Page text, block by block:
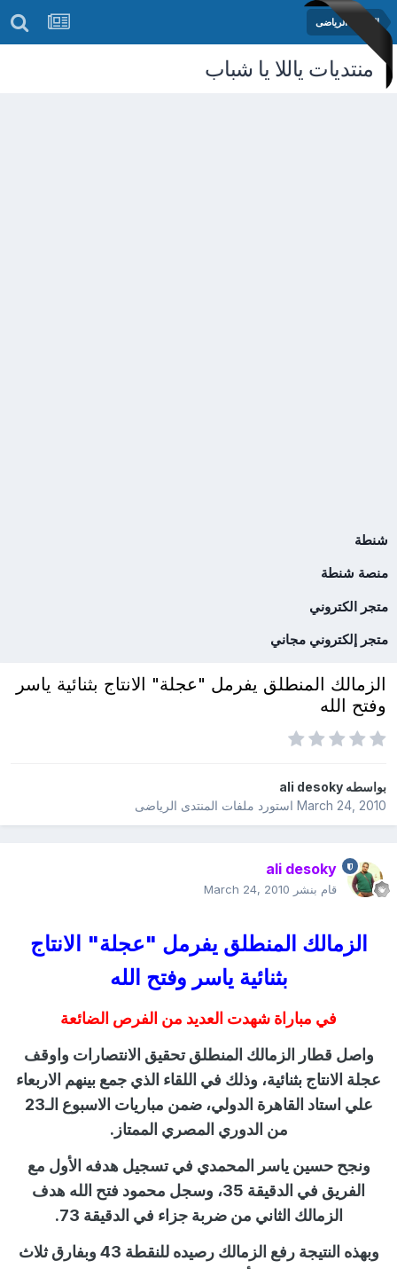
المنتدى الرياضى
منتديات ياللا يا شباب
شنطة
منصة شنطة
متجر الكتروني
متجر إلكتروني مجاني
الزمالك المنطلق يفرمل "عجلة" الانتاج بثنائية ياسر
وفتح الله
بواسطهali desoky
March 24, 2010استورد ملفات المنتدى الرياضى
ali desoky
قام بنشر March 24, 2010
الزمالك المنطلق يفرمل "عجلة" الانتاج
بثنائية ياسر وفتح الله
في مباراة شهدت العديد من الفرص الضائعة
واصل قطار الزمالك المنطلق تحقيق الانتصارات واوقف
عجلة الانتاج بثنائية، وذلك في اللقاء الذي جمع بينهم الاربعاء
علي استاد القاهرة الدولي، ضمن مباريات الاسبوع الـ23
من الدوري المصري الممتاز.
ونجح حسين ياسر المحمدي في تسجيل هدفه الأول مع
الفريق في الدقيقة 35، وسجل محمود فتح الله هدف
الزمالك الثاني من ضربة جزاء في الدقيقة 73.
وبهذه النتيجة رفع الزمالك رصيده للنقطة 43 وبفارق ثلاث